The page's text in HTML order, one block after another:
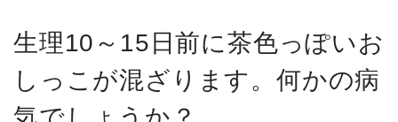
生理10～15日前に茶色っぽいお
しっこが混ざります。何かの病